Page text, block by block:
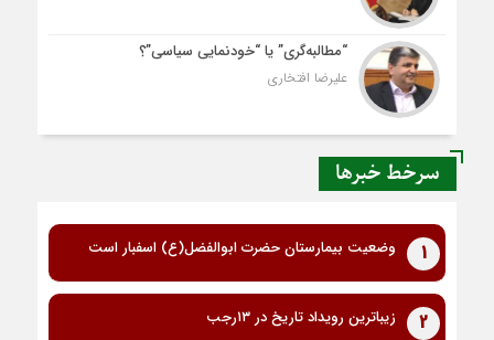
“مطالبه‌گری” یا “خودنمایی سیاسی”؟
علیرضا افتخاری
سرخط خبرها
1 وضعیت بیمارستان حضرت ابوالفضل(ع) اسفبار است
2 زیباترین رویداد تاریخ در ۱۳رجب